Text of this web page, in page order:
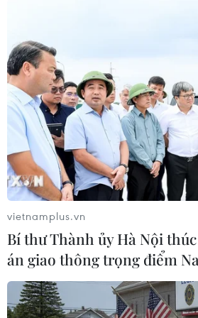
#xã hội
#Vietnam
Theo dõi VietnamPlus
TIN LIÊN QUAN
vietnamplus.vn
Bí thư Thành ủy Hà Nội
án giao thông trọng điểm